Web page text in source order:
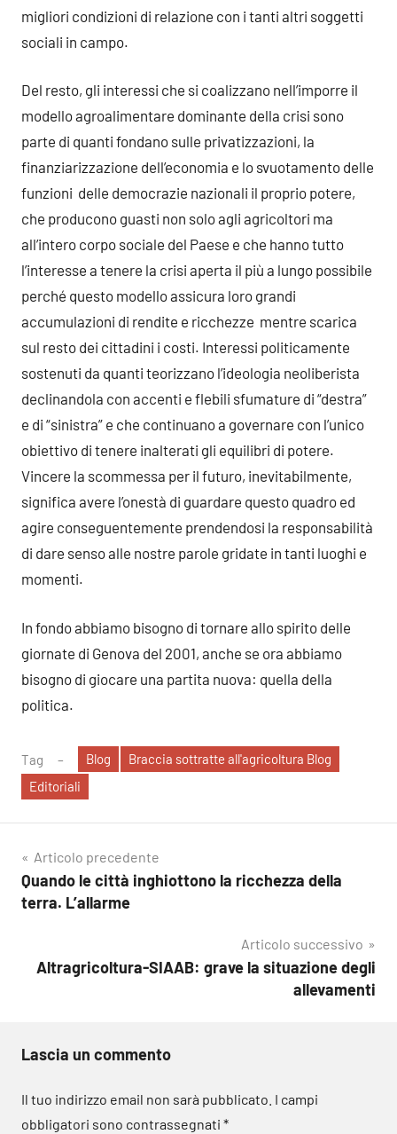
migliori condizioni di relazione con i tanti altri soggetti
sociali in campo.
Del resto, gli interessi che si coalizzano nell’imporre il
modello agroalimentare dominante della crisi sono
parte di quanti fondano sulle privatizzazioni, la
finanziarizzazione dell’economia e lo svuotamento delle
funzioni delle democrazie nazionali il proprio potere,
che producono guasti non solo agli agricoltori ma
all’intero corpo sociale del Paese e che hanno tutto
l’interesse a tenere la crisi aperta il più a lungo possibile
perché questo modello assicura loro grandi
accumulazioni di rendite e ricchezze mentre scarica
sul resto dei cittadini i costi. Interessi politicamente
sostenuti da quanti teorizzano l’ideologia neoliberista
declinandola con accenti e flebili sfumature di “destra”
e di “sinistra” e che continuano a governare con l’unico
obiettivo di tenere inalterati gli equilibri di potere.
Vincere la scommessa per il futuro, inevitabilmente,
significa avere l’onestà di guardare questo quadro ed
agire conseguentemente prendendosi la responsabilità
di dare senso alle nostre parole gridate in tanti luoghi e
momenti.
In fondo abbiamo bisogno di tornare allo spirito delle
giornate di Genova del 2001, anche se ora abbiamo
bisogno di giocare una partita nuova: quella della
politica.
Tag Blog
Braccia sottratte all'agricoltura Blog
Editoriali
Navigazione
articoli
Articolo precedente
Quando le città inghiottono la ricchezza della
terra. L’allarme
Articolo successivo
Altragricoltura-SIAAB: grave la situazione degli
allevamenti
Lascia un commento
Il tuo indirizzo email non sarà pubblicato. I campi
obbligatori sono contrassegnati *